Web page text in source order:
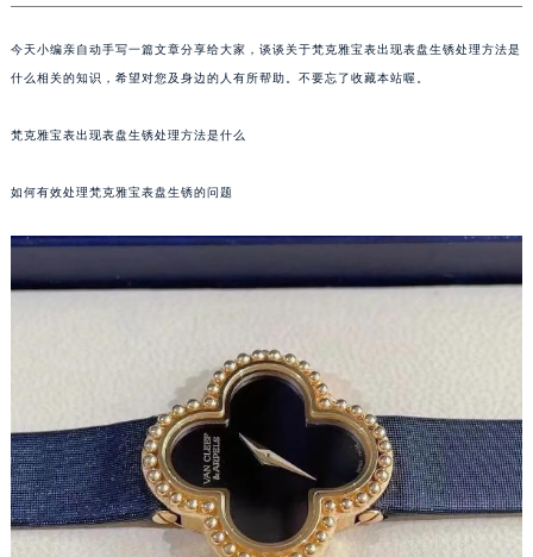
今天小编亲自动手写一篇文章分享给大家，谈谈关于梵克雅宝表出现表盘生锈处理方法是
什么相关的知识，希望对您及身边的人有所帮助。不要忘了收藏本站喔。
梵克雅宝表出现表盘生锈处理方法是什么
如何有效处理梵克雅宝表盘生锈的问题